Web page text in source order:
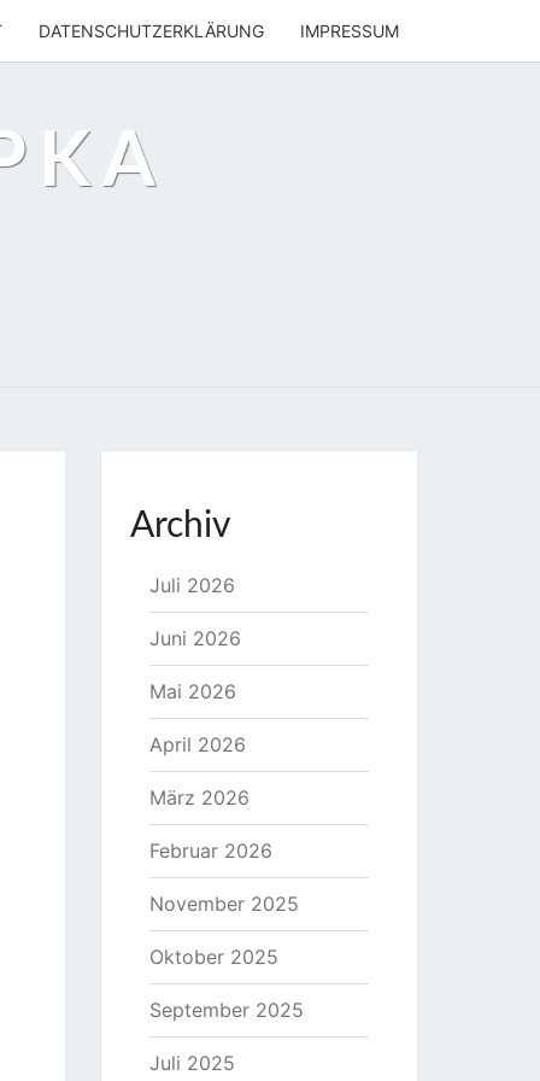
DATENSCHUTZERKLÄRUNG IMPRESSUM
Archiv
Juli 2026
Juni 2026
Mai 2026
April 2026
März 2026
Februar 2026
November 2025
Oktober 2025
September 2025
Juli 2025